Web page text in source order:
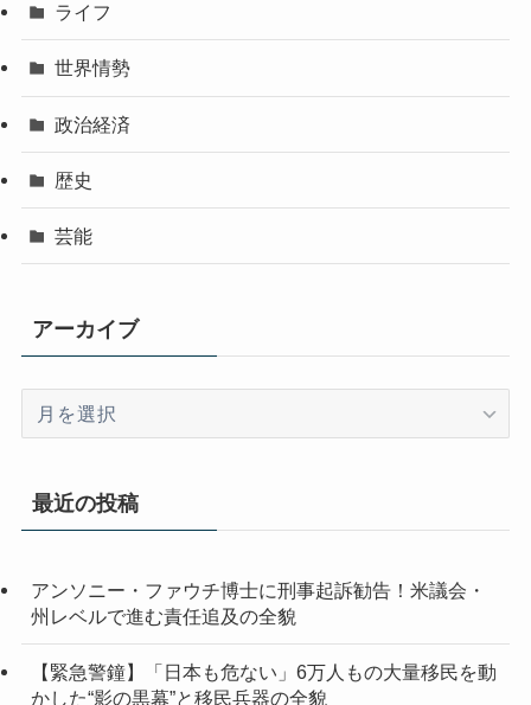
ライフ
世界情勢
政治経済
歴史
芸能
アーカイブ
イ
最近の投稿
アンソニー・ファウチ博士に刑事起訴勧告！米議会・
州レベルで進む責任追及の全貌
【緊急警鐘】「日本も危ない」6万人もの大量移民を動
かした“影の黒幕”と移民兵器の全貌